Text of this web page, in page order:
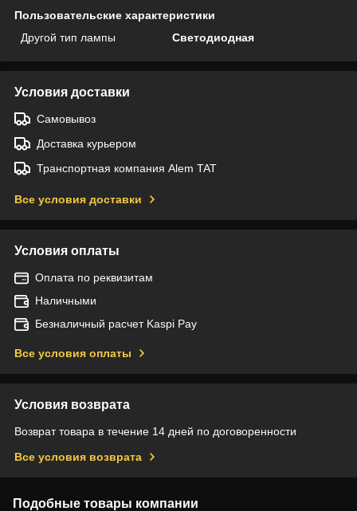
Пользовательские характеристики
Другой тип лампы
Светодиодная
Условия доставки
Самовывоз
Доставка курьером
Транспортная компания Alem TAT
Все условия доставки
Условия оплаты
Оплата по реквизитам
Наличными
Безналичный расчет Kaspi Pay
Все условия оплаты
Условия возврата
Возврат товара в течение 14 дней по договоренности
Все условия возврата
Подобные товары компании